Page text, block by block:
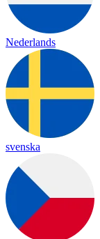
Nederlands
svenska